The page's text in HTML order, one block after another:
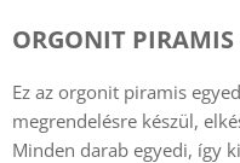
ORGONIT
Ez az orgonit piramis
megrendelésre készül,
Minden darab egyedi, így